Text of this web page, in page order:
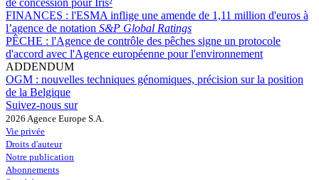
FINANCES : l'ESMA inflige une amende de 1,11 million d'euros à
l’agence de notation S&P Global Ratings
PÊCHE : l'Agence de contrôle des pêches signe un protocole
d'accord avec l'Agence européenne pour l'environnement
ADDENDUM
OGM : nouvelles techniques génomiques, précision sur la position
de la Belgique
Suivez-nous sur
2026 Agence Europe S.A.
Vie privée
Droits d'auteur
Notre publication
Abonnements